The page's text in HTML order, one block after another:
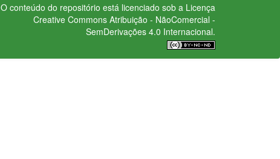
O conteúdo do repositório está licenciado sob a Licença
Creative CommonsAtribuição - NãoComercial -
SemDerivações 4.0 Internacional.